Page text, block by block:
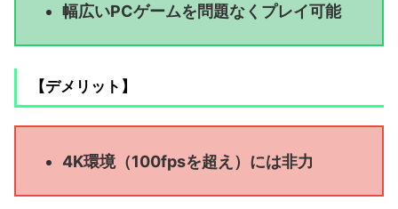
幅広いPCゲームを問題なくプレイ可能
【デメリット】
4K環境（100fpsを超え）には非力